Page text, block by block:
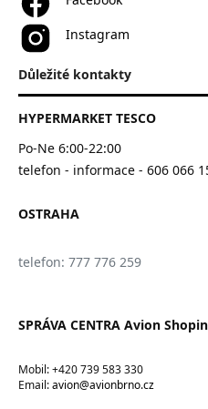
Instagram
Důležité kontakty
HYPERMARKET TESCO
Po-Ne 6:00-22:00
telefon - informace - 606 066
OSTRAHA
telefon: 777 776 259
SPRÁVA CENTRA Avion
Mobil: +420 739 583 330
Email:avion@avionbrno.cz